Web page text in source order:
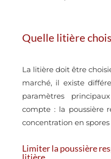
Quelle litière
La litière doit être
marché, il existe
paramètres
compte : la poussière
concentration en spores
Limiter la poussière